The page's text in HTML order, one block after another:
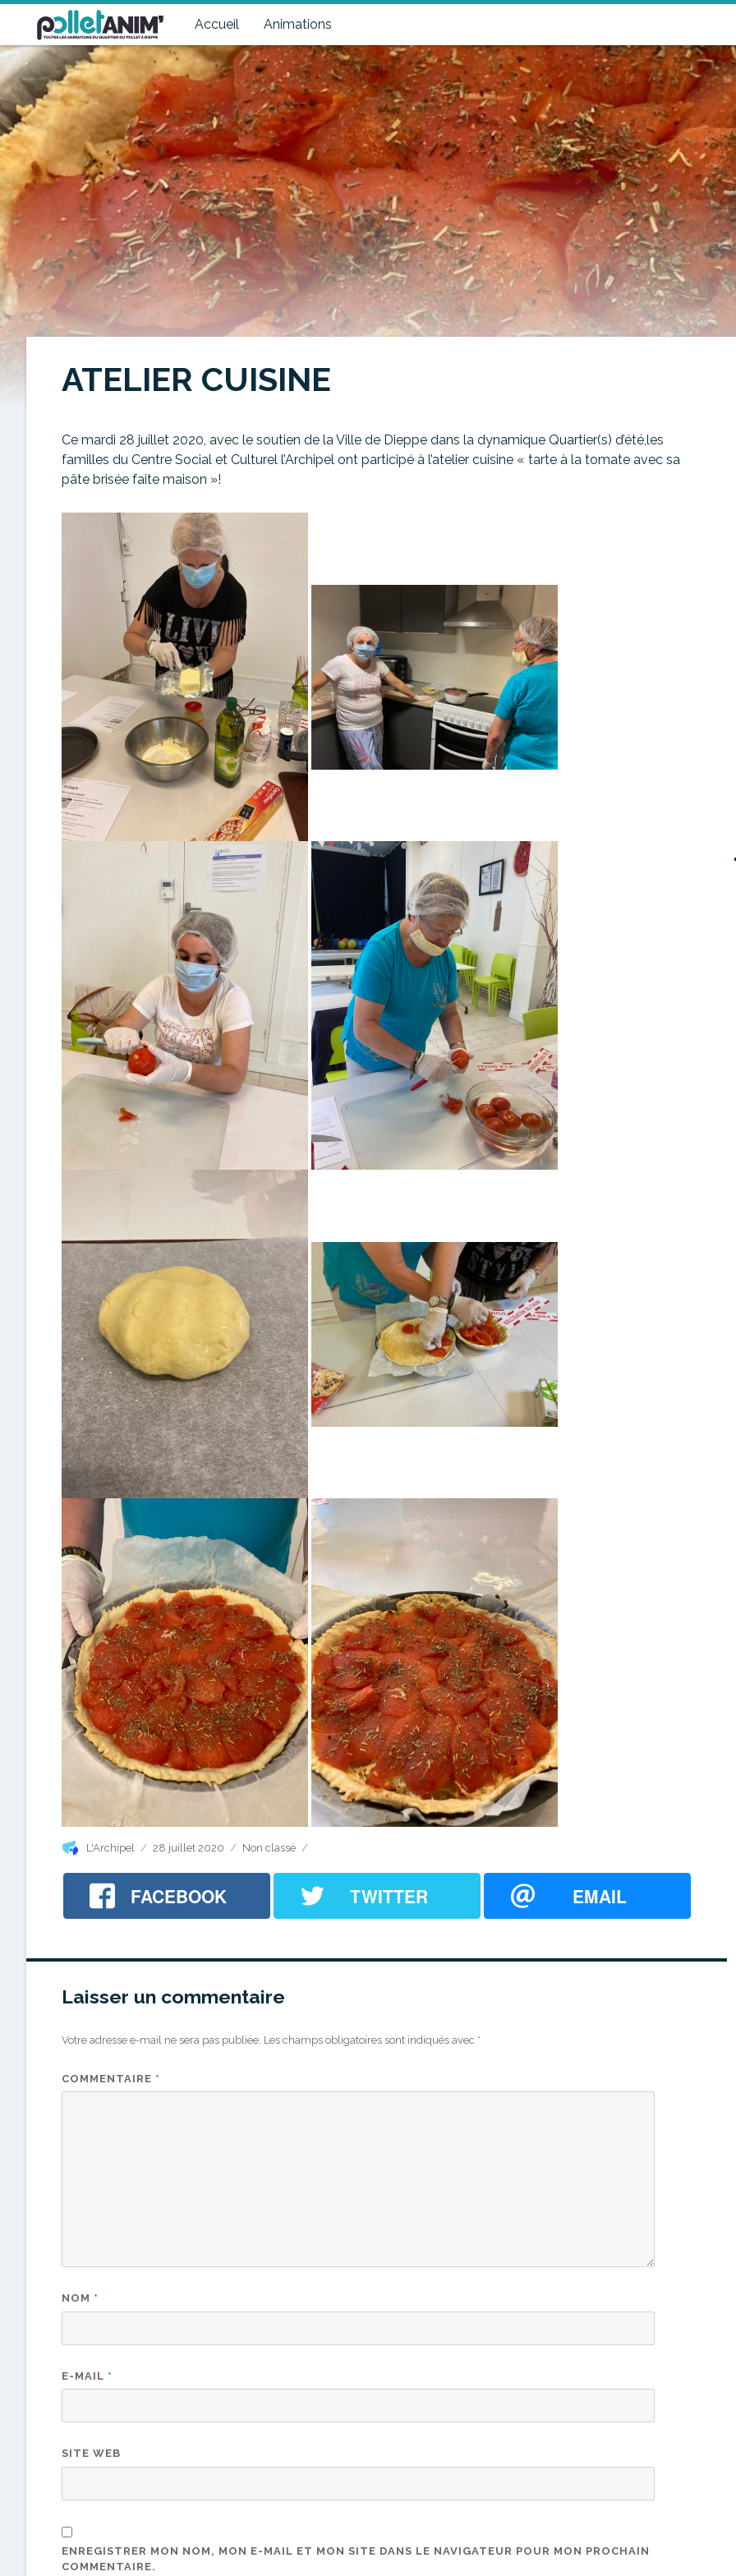
Accueil Animations
Pollet Anim'
Toutes les animations du quartier du Pollet à Dieppe
ATELIER CUISINE
Ce mardi 28 juillet 2020, avec le soutien de la Ville de Dieppe dans la dynamique Quartier(s) d’été,les
familles du Centre Social et Culturel l’Archipel ont participé à l’atelier cuisine « tarte à la tomate avec sa
pâte brisée faite maison »!
Auteur
L'Archipel
Publié
28 juillet 2020 Catégories
Non classé
FACEBOOK TWITTER EMAIL
Laisser un commentaire
Votre adresse e-mail ne sera pas publiée. Les champs obligatoires sont indiqués avec *
COMMENTAIRE *
NOM *
E-MAIL *
SITE WEB
ENREGISTRER MON NOM, MON E-MAIL ET MON SITE DANS LE NAVIGATEUR POUR MON PROCHAIN
COMMENTAIRE.